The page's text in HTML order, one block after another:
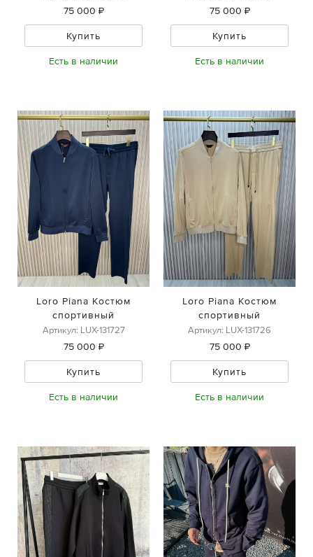
75 000 ₽
Купить
Есть в наличии
75 000 ₽
Купить
Есть в наличии
Loro Piana Костюм
спортивный
Артикул: LUX-131727
75 000 ₽
Купить
Есть в наличии
Loro Piana Костюм
спортивный
Артикул: LUX-131726
75 000 ₽
Купить
Есть в наличии